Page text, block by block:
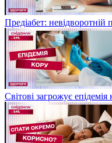
Предіабет:
Світові загрожує